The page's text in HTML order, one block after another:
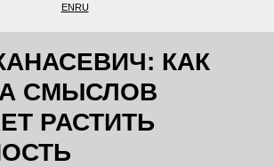
ENRU
КАК
СМЫСЛОВ
РАСТИТЬ